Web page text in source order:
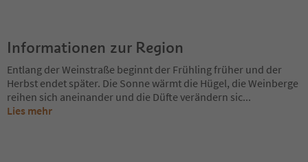
Informationen zur Region
Entlang der Weinstraße beginnt der Frühling früher und der
Herbst endet später. Die Sonne wärmt die Hügel, die Weinberge
reihen sich aneinander und die Düfte verändern sic...
Lies mehr